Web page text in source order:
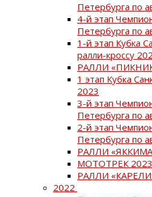
Петербурга по
4-й этап
Петербурга по
1-й этап Кубка
ралли-кроссу
РАЛЛИ
1 этап Кубка
2023
3-й этап
Петербурга по
2-й этап
Петербурга по
РАЛЛИ
МОТОТРЕК 2023
РАЛЛИ
2022